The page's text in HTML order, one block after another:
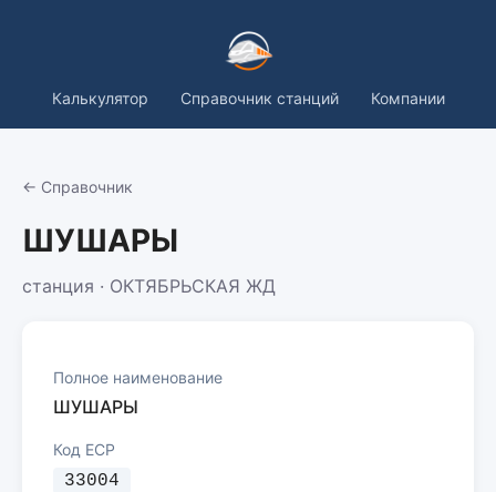
Калькулятор Справочник станций Компании
← Справочник
ШУШАРЫ
станция · ОКТЯБРЬСКАЯ ЖД
Полное наименование
ШУШАРЫ
Код ЕСР
33004